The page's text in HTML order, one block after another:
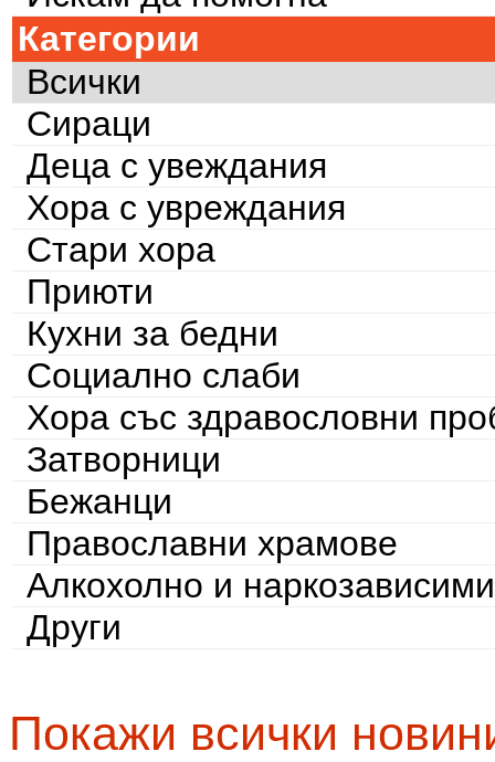
Категории
Всички
Сираци
Деца с увеждания
Хора с увреждания
Стари хора
Приюти
Кухни за бедни
Социално слаби
Хора със здравословни
Затворници
Бежанци
Православни храмове
Алкохолно и наркозависими
Други
Покажи всички